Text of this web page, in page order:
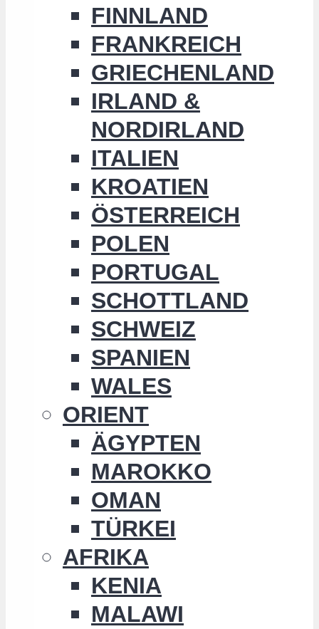
FINNLAND
FRANKREICH
GRIECHENLAND
IRLAND &
NORDIRLAND
ITALIEN
KROATIEN
ÖSTERREICH
POLEN
PORTUGAL
SCHOTTLAND
SCHWEIZ
SPANIEN
WALES
ORIENT
ÄGYPTEN
MAROKKO
OMAN
TÜRKEI
AFRIKA
KENIA
MALAWI